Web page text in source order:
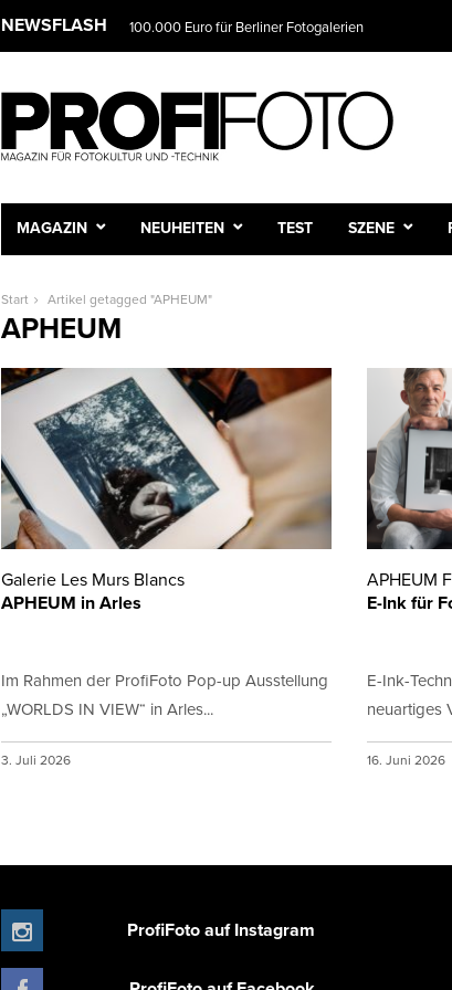
NEWSFLASH 100.000 Euro für Berliner Fotogalerien
MAGAZIN NEUHEITEN TEST SZENE
Start Artikel getagged "APHEUM"
APHEUM
Galerie Les Murs Blancs
APHEUM in Arles
Im Rahmen der ProfiFoto Pop-up Ausstellung
„WORLDS IN VIEW“ in Arles...
3. Juli 2026
APHEUM
E-Ink für
E-Ink-
neuartiges
16. Juni 2026
ProfiFoto auf Instagram